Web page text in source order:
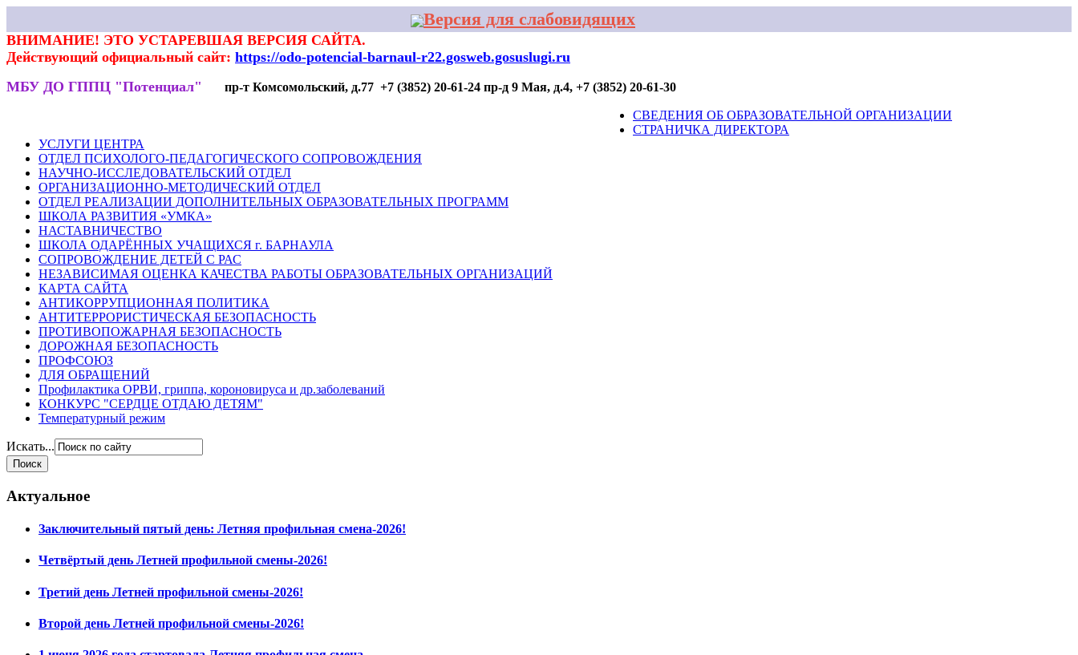
Версия для слабовидящих
ВНИМАНИЕ! ЭТО УСТАРЕВШАЯ ВЕРСИЯ САЙТА.
Действующий официальный сайт: https://odo-potencial-barnaul-r22.gosweb.gosuslugi.ru
МБУ ДО ГППЦ "Потенциал"
пр-т Комсомольский, д.77 +7 (3852) 20-61-24 пр-д 9 Мая, д.4, +7 (3852) 20-61-30
КОНТАКТЫ
СВЕДЕНИЯ ОБ ОБРАЗОВАТЕЛЬНОЙ ОРГАНИЗАЦИИ
СТРАНИЧКА ДИРЕКТОРА
УСЛУГИ ЦЕНТРА
ОТДЕЛ ПСИХОЛОГО-ПЕДАГОГИЧЕСКОГО СОПРОВОЖДЕНИЯ
НАУЧНО-ИССЛЕДОВАТЕЛЬСКИЙ ОТДЕЛ
ОРГАНИЗАЦИОННО-МЕТОДИЧЕСКИЙ ОТДЕЛ
ОТДЕЛ РЕАЛИЗАЦИИ ДОПОЛНИТЕЛЬНЫХ ОБРАЗОВАТЕЛЬНЫХ ПРОГРАММ
ШКОЛА РАЗВИТИЯ «УМКА»
НАСТАВНИЧЕСТВО
ШКОЛА ОДАРЁННЫХ УЧАЩИХСЯ г. БАРНАУЛА
СОПРОВОЖДЕНИЕ ДЕТЕЙ С РАС
НЕЗАВИСИМАЯ ОЦЕНКА КАЧЕСТВА РАБОТЫ ОБРАЗОВАТЕЛЬНЫХ ОРГАНИЗАЦИЙ
КАРТА САЙТА
АНТИКОРРУПЦИОННАЯ ПОЛИТИКА
АНТИТЕРРОРИСТИЧЕСКАЯ БЕЗОПАСНОСТЬ
ПРОТИВОПОЖАРНАЯ БЕЗОПАСНОСТЬ
ДОРОЖНАЯ БЕЗОПАСНОСТЬ
ПРОФСОЮЗ
ДЛЯ ОБРАЩЕНИЙ
Профилактика ОРВИ, гриппа, короновируса и др.заболеваний
КОНКУРС "СЕРДЦЕ ОТДАЮ ДЕТЯМ"
Температурный режим
Искать...
Актуальное
Заключительный пятый день: Летняя профильная смена-2026!
Четвёртый день Летней профильной смены-2026!
Третий день Летней профильной смены-2026!
Второй день Летней профильной смены-2026!